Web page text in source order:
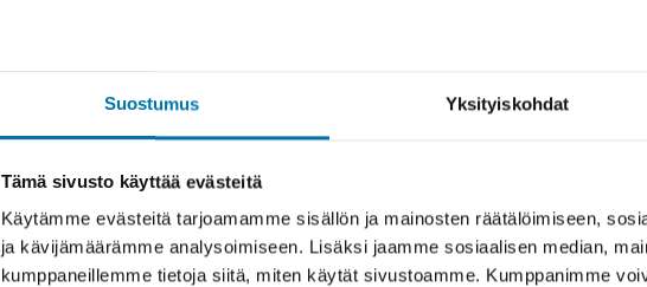
Suostumus Yksityiskohdat
Tämä sivusto käyttää evästeitä
Käytämme evästeitä tarjoamamme sisällön ja mainosten räätälöimiseen,
ja kävijämäärämme analysoimiseen. Lisäksi jaamme sosiaalisen median,
kumppaneillemme tietoja siitä, miten käytät sivustoamme. Kumppanimme